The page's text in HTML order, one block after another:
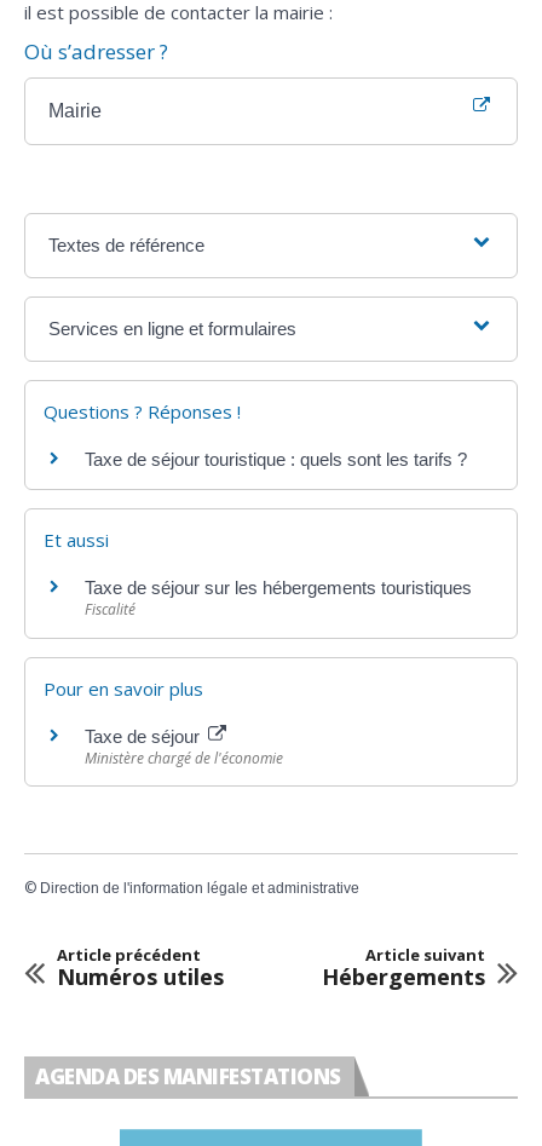
il est possible de contacter la mairie :
Où s’adresser ?
Mairie
Textes de référence
Services en ligne et formulaires
Questions ? Réponses !
Taxe de séjour touristique : quels sont les tarifs ?
Et aussi
Taxe de séjour sur les hébergements touristiques
Fiscalité
Pour en savoir plus
Taxe de séjour
Ministère chargé de l'économie
© Direction de l'information légale et administrative
Article précédent
Numéros utiles
Article suivant
Hébergements
AGENDA DES MANIFESTATIONS